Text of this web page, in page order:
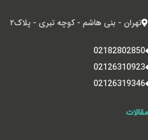
تهران - بنی هاشم - کوچه تبری - پلاک‌۲
02182802850
02126310923
02126319346
مقالات